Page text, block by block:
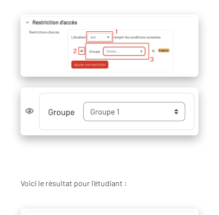
Voici le résultat pour l’étudiant :